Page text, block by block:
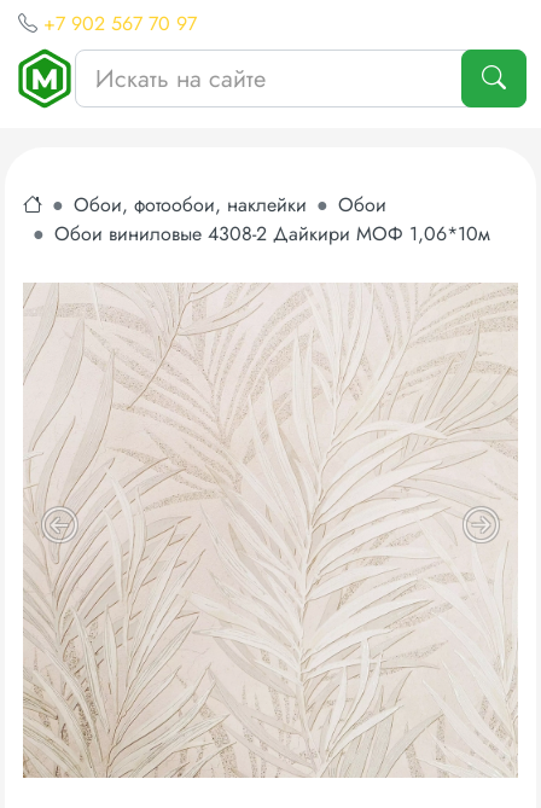
+7 902 567 70 97
Обои, фотообои, наклейки
Обои
Обои виниловые 4308-2 Дайкири МОФ 1,06*10м